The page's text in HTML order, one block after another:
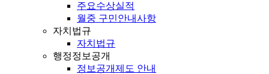
주요수상실적
월중 구민안내사항
자치법규
자치법규
행정정보공개
정보공개제도 안내